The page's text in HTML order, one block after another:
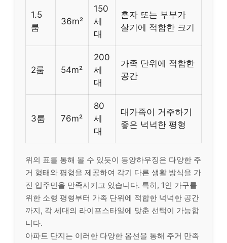
1.5
룸
36m²
150
세
대
혼자 또는 부부가
살기에 적합한 크기
2룸 54m²
200
세
대
가족 단위에 적합한
공간
3룸 76m²
80
세
대
대가족이 거주하기
좋은 넉넉한 평형
위의 표를 통해 볼 수 있듯이 동양하우징은 다양한 주
거 형태와 평형을 제공하여 각기 다른 생활 방식을 가
진 입주민을 만족시키고 있습니다. 특히, 1인 가구를
위한 소형 평형부터 가족 단위에 적합한 넉넉한 공간
까지, 각 세대의 라이프스타일에 맞춘 선택이 가능합
니다.
아파트 단지는 이러한 다양한 옵션을 통해 주거 만족